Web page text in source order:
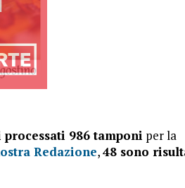
processati 986 tamponi per la
Redazione,48 sono